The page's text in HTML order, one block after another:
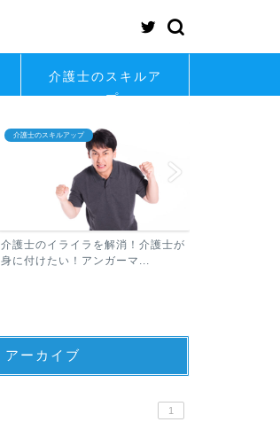
介護士のスキルア
ップ
介護士のスキルアップ
介護士のイライラを解消！介護士が
身に付けたい！アンガーマ...
アーカイブ
1